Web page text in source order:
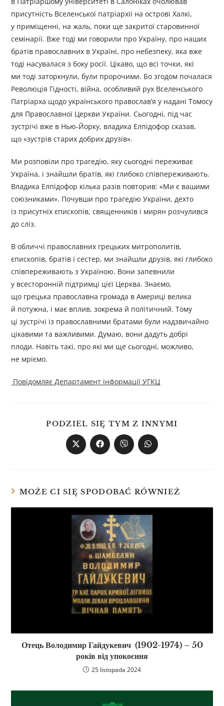
присутність Вселенської патріархії на острові Халкі,
у приміщенні, на жаль, поки ще закритої старовинної
семінарії. Вже тоді ми говорили про Україну, про наших
братів православних в Україні, про небезпеку, яка вже
тоді насувалася з боку росії. Цікаво, що всі точки, які
ми тоді заторкнули, були пророчими. Бо згодом почалася
Революція Гідності, війна, особливий рух Вселенського
Патріарха щодо українського православ’я у надані Томосу
для Православної Церкви України. Сьогодні, під час
зустрічі вже в Нью-Йорку, владика Елпідофор сказав,
що «зустрів старих добрих друзів».
Ми розповіли про трагедію, яку сьогодні переживає
Україна, і знайшли братів, які глибоко співпереживають.
Владика Елпідофор кілька разів повторив: «Ми є вашими
союзниками». Почувши про трагедію України, дехто
із присутніх єпископів, священників і мирян розчулився
до сліз.
В обличчі православних грецьких митрополитів,
єпископів, братів і сестер, ми знайшли друзів, які глибоко
співпереживають з Україною. Вони запевнили
у всесторонній підтримці цієї Церква. Знаємо,
що грецька православна громада в Америці велика
й потужна, і має вплив, зокрема й політичний. Тому
ці зустрічі із православними братами були надзвичайно
цікавими та важливими. Думаю, вони дадуть добрі
плоди. Навіть такі, про які ми ще сьогодні, можливо,
не мріємо.
Повідомляє Департамент інформації УГКЦ
PODZIEL SIĘ TYM Z INNYMI
MOŻE CI SIĘ SPODOBAĆ RÓWNIEŻ
Отець Володимир Гайдукевич (1902-1974) – 50
років від упокоєння
25 listopada 2024